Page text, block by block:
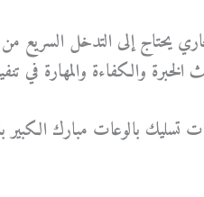
يحتاج إلى التدخل
والكفاءة والمهارة في
تسليك بالوعات مبارك الكبير